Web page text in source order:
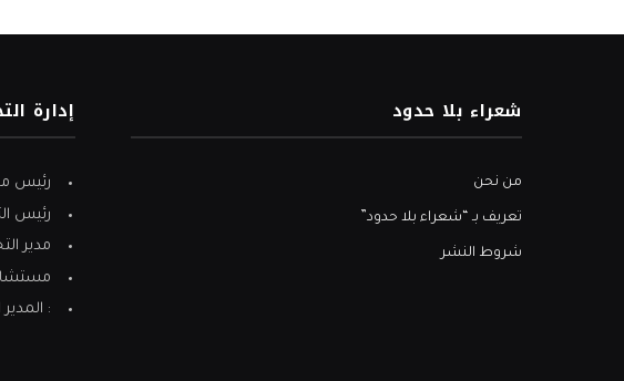
شعراء بلا حدود
من نحن
تعريف بـ “شعراء بلا حدود”
شروط النشر
إدارة
رئيس
رئيس
مدير
مستشار
: